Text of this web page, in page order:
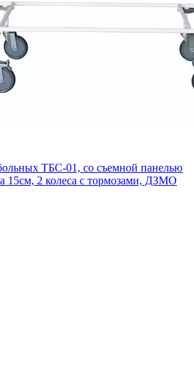
ТБС-01, со съемной панелью
15см, 2 колеса с тормозами, ДЗМО